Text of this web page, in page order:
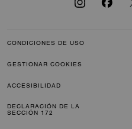
CONDICIONES DE USO
GESTIONAR COOKIES
ACCESIBILIDAD
DECLARACIÓN DE LA
SECCIÓN 172